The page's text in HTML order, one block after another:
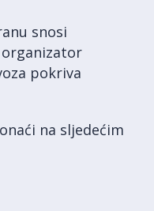
snosi
organizator
pokriva
na sljedećim